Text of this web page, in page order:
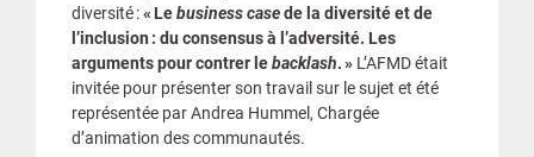
diversité :« Lebusiness casede la diversité et de
l’inclusion : du consensus à l’adversité. Les
arguments pour contrer lebacklash. » L’AFMD était
invitée pour présenter son travail sur le sujet et été
représentée par Andrea Hummel, Chargée
d’animation des communautés.